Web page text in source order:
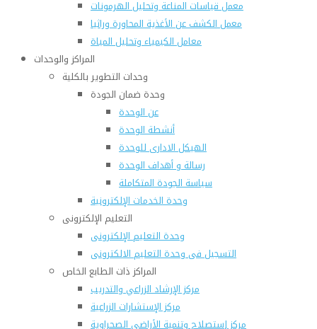
معمل قياسات المناعة وتحليل الهرمونات
معمل الكشف عن الأغذية المحاورة وراثيا
معامل الكيمياء وتحليل المياة
المراكز والوحدات
وحدات التطوير بالكلية
وحدة ضمان الجودة
عن الوحدة
أنشطة الوحدة
الهيكل الادارى للوحدة
رسالة و أهداف الوحدة
سياسة الجودة المتكاملة
وحدة الخدمات الإلكترونية
التعليم الإلكترونى
وحدة التعليم الإلكترونى
التسجيل فى وحدة التعليم الالكترونى
المراكز ذات الطابع الخاص
مركز الإرشاد الزراعي والتدريب
مركز الإستشارات الزراعية
مركز إستصلاح وتنمية الأراضى الصحراوية